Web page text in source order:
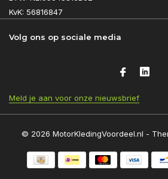
KvK: 56816847
Volg ons op sociale media
Meld je aan voor onze nieuwsbrief
© 2026 MotorKledingVoordeel.nl -